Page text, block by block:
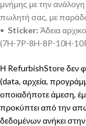
μνήμης με την
πωλητή σας, με
• Sticker: Άδεια
(7H-7P-8H-8P-10H-
Η RefurbishStore δεν
(data, αρχεία,
οποιαδήποτε άμεση,
προκύπτει από την
δεδομένων ανήκει